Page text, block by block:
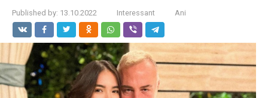
Published by: 13.10.2022 Interessant Ani